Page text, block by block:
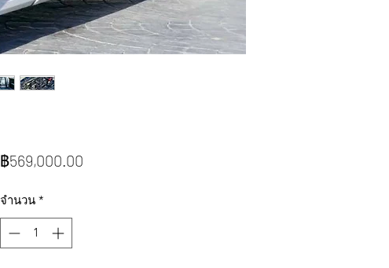
฿569,000.00ราคา
จำนวน *